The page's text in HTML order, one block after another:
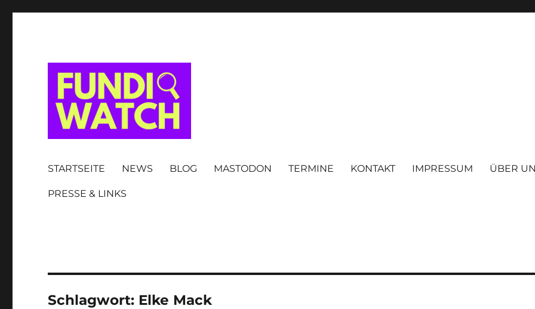
STARTSEITE NEWS BLOG MASTODON TERMINE KONTAKT IMPRESSUM ÜBER
PRESSE & LINKS
Schlagwort: Elke Mack